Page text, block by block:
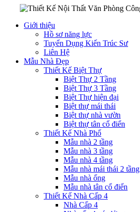
Giới thiệu
Hồ sơ năng lực
Tuyển Dụng Kiến Trúc Sư
Liên Hệ
Mẫu Nhà Đẹp
Thiết Kế Biệt Thự
Biệt Thự 2 Tầng
Biệt Thự 3 Tầng
Biệt Thự hiện đại
Biệt thự mái thái
Biệt thự nhà vườn
Biệt thự tân cổ điển
Thiết Kế Nhà Phố
Mẫu nhà 2 tầng
Mẫu nhà 3 tầng
Mẫu nhà 4 tầng
Mẫu nhà mái thái 2 tầng
Mẫu nhà ống
Mẫu nhà tân cổ điển
Thiết Kế Nhà Cấp 4
Nhà Cấp 4